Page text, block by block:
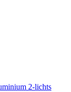
2-lichts